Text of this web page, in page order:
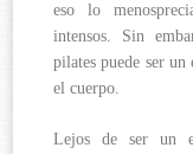
eso lo
intensos. Sin
pilates puede ser
el cuerpo.
Lejos de ser un